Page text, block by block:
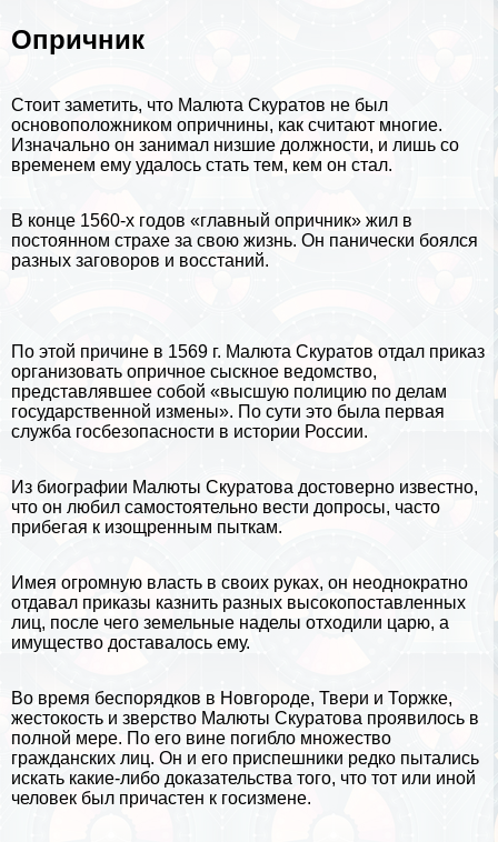
Опричник
Стоит заметить, что Малюта Скуратов не был
основоположником опричнины, как считают многие.
Изначально он занимал низшие должности, и лишь со
временем ему удалось стать тем, кем он стал.
В конце 1560-х годов «главный опричник» жил в
постоянном страхе за свою жизнь. Он панически боялся
разных заговоров и восстаний.
По этой причине в 1569 г. Малюта Скуратов отдал приказ
организовать опричное сыскное ведомство,
представлявшее собой «высшую полицию по делам
государственной измены». По сути это была первая
служба госбезопасности в истории России.
Из биографии Малюты Скуратова достоверно известно,
что он любил самостоятельно вести допросы, часто
прибегая к изощренным пыткам.
Имея огромную власть в своих руках, он неоднократно
отдавал приказы казнить разных высокопоставленных
лиц, после чего земельные наделы отходили царю, а
имущество доставалось ему.
Во время беспорядков в Новгороде, Твери и Торжке,
жестокость и зверство Малюты Скуратова проявилось в
полной мере. По его вине погибло множество
гражданских лиц. Он и его приспешники редко пытались
искать какие-либо доказательства того, что тот или иной
человек был причастен к госизмене.